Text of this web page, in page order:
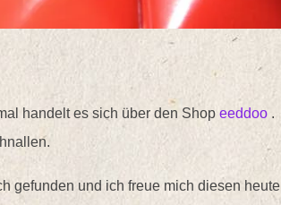
handelt es sich über den Shop eeddoo .
gefunden und ich freue mich diesen heute